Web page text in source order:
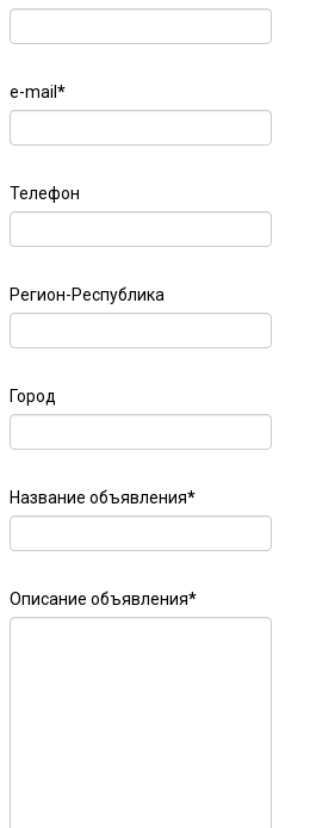
e-mail *
Телефон
Регион-Республика
Город
Название объявления*
Описание объявления*